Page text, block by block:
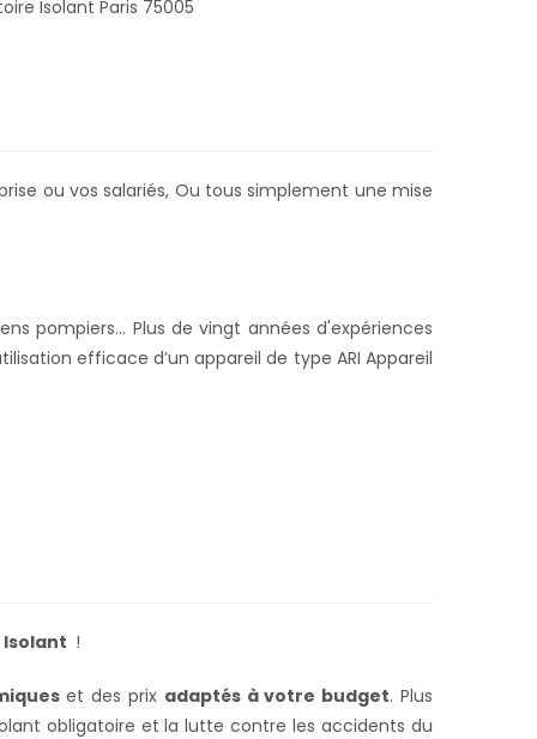
Isolant Paris 75005
ou vos salariés, Ou tous simplement une mise
pompiers... Plus de vingt années d'expériences
efficace d’un appareil de type ARI Appareil
Isolant !
et des prix adaptés à votre budget. Plus
obligatoire et la lutte contre les accidents du